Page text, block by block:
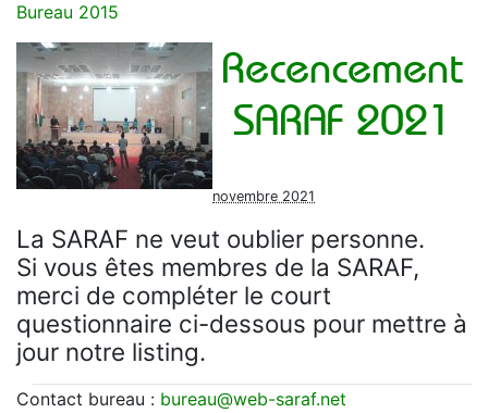
Bureau 2015
Recencement
SARAF 2021
novembre 2021
La SARAF ne veut oublier personne.
Si vous êtes membres de la SARAF,
merci de compléter le court
questionnaire ci-dessous pour mettre à
jour notre listing.
Contact bureau : bureau@web-saraf.net